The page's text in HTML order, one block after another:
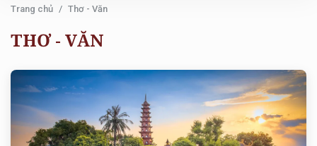
Trang chủ Thơ - Văn
THƠ - VĂN